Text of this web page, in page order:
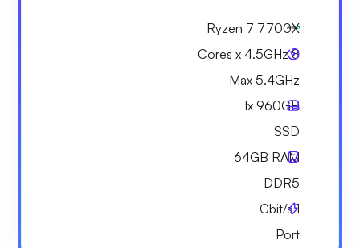
Ryzen 7 7700X
8 Cores x 4.5GHz
Max 5.4GHz
1x 960GB
SSD
64GB RAM
DDR5
1
Gbit/s
Port